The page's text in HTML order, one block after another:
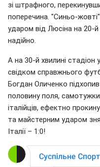
зі штрафного,
поперечина. "Синьо-
ударом від Люсіна на 20-й
надійно.
А на 30-й хвилині стадіон
свідком справжнього
Богдан Оличенко
половину поля,
італійців, ефектно
та майстерним ударом
Італії – 1:0!